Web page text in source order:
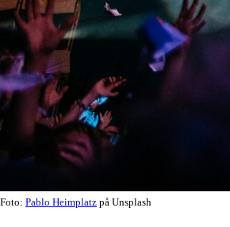
Foto: Pablo Heimplatz på Unsplash